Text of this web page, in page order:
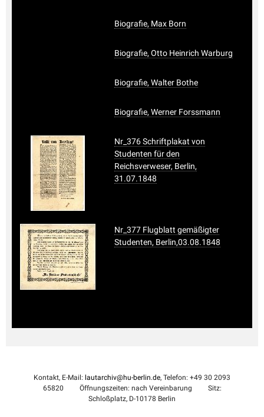
Biografie, Max Born
Biografie, Otto Heinrich Warburg
Biografie, Walter Bothe
Biografie, Werner Forssmann
Nr_376 Schriftplakat von
Studenten für den
Reichsverweser, Berlin,
31.07.1848
Nr_377 Flugblatt gemäßigter
Studenten, Berlin,03.08.1848
Kontakt, E-Mail: lautarchiv@hu-berlin.de, Telefon: +49 30 2093
65820
Öffnungszeiten: nach Vereinbarung
Sitz:
Schloßplatz, D-10178 Berlin